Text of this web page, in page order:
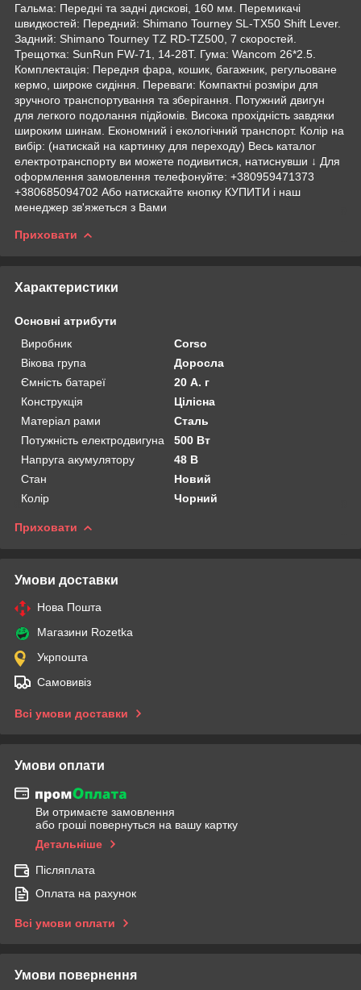
Гальма: Передні та задні дискові, 160 мм. Перемикачі
швидкостей: Передний: Shimano Tourney SL-TX50 Shift Lever.
Задний: Shimano Tourney TZ RD-TZ500, 7 скоростей.
Трещотка: SunRun FW-71, 14-28Т. Гума: Wancom 26*2.5.
Комплектація: Передня фара, кошик, багажник, регульоване
кермо, широке сидіння. Переваги: Компактні розміри для
зручного транспортування та зберігання. Потужний двигун
для легкого подолання підйомів. Висока прохідність завдяки
широким шинам. Економний і екологічний транспорт. Колір на
вибір: (натискай на картинку для переходу) Весь каталог
електротранспорту ви можете подивитися, натиснувши ↓ Для
оформлення замовлення телефонуйте: +380959471373
+380685094702 Або натискайте кнопку КУПИТИ і наш
менеджер зв'яжеться з Вами
Приховати
Характеристики
Основні атрибути
Виробник
Corso
Вікова група
Доросла
Ємність батареї
20 А. г
Конструкція
Цілісна
Матеріал рами
Сталь
Потужність електродвигуна
500 Вт
Напруга акумулятору
48 В
Стан
Новий
Колір
Чорний
Приховати
Умови доставки
Нова Пошта
Магазини Rozetka
Укрпошта
Самовивіз
Всі умови доставки
Умови оплати
Ви отримаєте замовлення
або гроші повернуться на вашу картку
Детальніше
Післяплата
Оплата на рахунок
Всі умови оплати
Умови повернення